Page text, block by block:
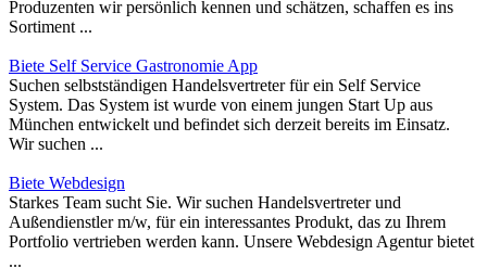
Produzenten wir persönlich kennen und schätzen, schaffen es ins
Sortiment ...
Biete Self Service Gastronomie App
Suchen selbstständigen Handelsvertreter für ein Self Service
System. Das System ist wurde von einem jungen Start Up aus
München entwickelt und befindet sich derzeit bereits im Einsatz.
Wir suchen ...
Biete Webdesign
Starkes Team sucht Sie. Wir suchen Handelsvertreter und
Außendienstler m/w, für ein interessantes Produkt, das zu Ihrem
Portfolio vertrieben werden kann. Unsere Webdesign Agentur bietet
...